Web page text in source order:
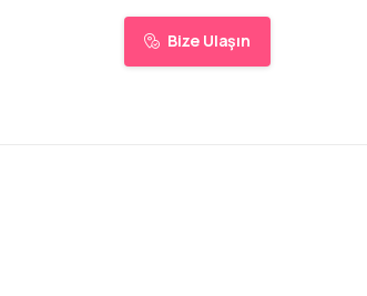
Bize Ulaşın